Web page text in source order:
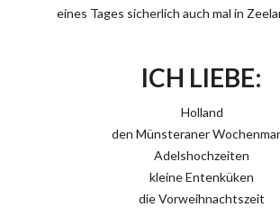
eines Tages sicherlich auch mal in
ICH LIEBE:
Holland
den Münsteraner
Adelshochzeiten
kleine Entenküken
die Vorweihnachtszeit